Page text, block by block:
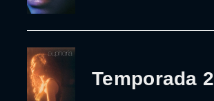
Temporada 2